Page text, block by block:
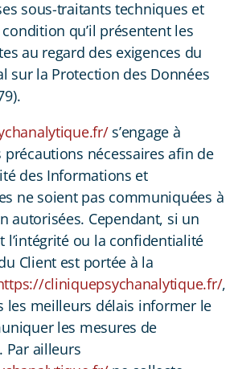
sous-traitants techniques et
qu’il présentent les
au regard des exigences du
sur la Protection des Données
s’engage à
nécessaires afin de
des Informations et
ne soient pas communiquées à
autorisées. Cependant, si un
l’intégrité ou la confidentialité
Client est portée à la
cliniquepsychanalytique.fr/,
les meilleurs délais informer le
les mesures de
Par ailleurs